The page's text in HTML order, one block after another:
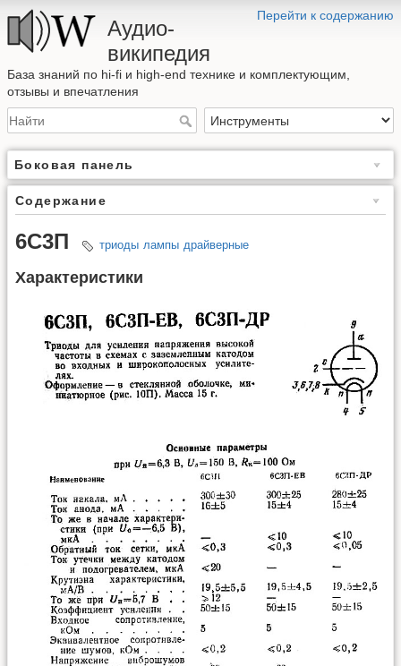
Перейти к содержанию
Аудио-
википедия
База знаний по hi-fi и high-end технике и комплектующим,
отзывы и впечатления
Боковая панель
Содержание
6С3П триоды лампы драйверные
Характеристики